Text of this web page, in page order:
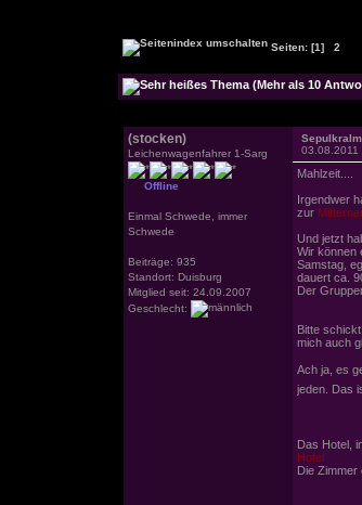
Seiten: [1] 2
(stocken)
Leichenwagenfahrer 1-Sarg
Offline
Einmal Schwede, immer
Schwede
Beiträge: 935
Standort: Duisburg
Mitglied seit: 24.09.2007
Geschlecht:
03.08.2011
Mahlzeit....
Irgendwer
zur
Und jetzt
Wir können
Samstag,
dauert ca.
Der
Bitte
mich auch
Ach ja, es
jeden. Das
Das Hotel,
Hotel
Die Zimmer